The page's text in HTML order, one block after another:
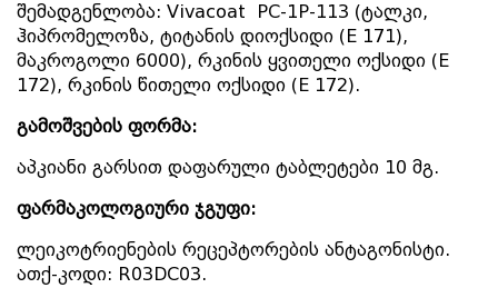
შემადგენლობა: Vivacoat PC-1P-113 (ტალკი,
ჰიპრომელოზა, ტიტანის დიოქსიდი (E 171),
მაკროგოლი 6000), რკინის ყვითელი ოქსიდი (E
172), რკინის წითელი ოქსიდი (E 172).
გამოშვების ფორმა:
აპკიანი გარსით დაფარული ტაბლეტები 10 მგ.
ფარმაკოლოგიური ჯგუფი:
ლეიკოტრიენების რეცეპტორების ანტაგონისტი.
ათქ-კოდი: R03DC03.